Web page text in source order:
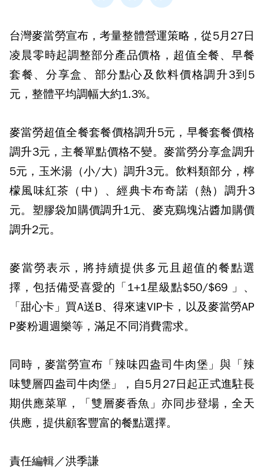
台灣麥當勞宣布，考量整體營運策略，從5月27日
凌晨零時起調整部分產品價格，超值全餐、早餐
套餐、分享盒、部分點心及飲料價格調升3到5
元，整體平均調幅大約1.3%。
麥當勞超值全餐套餐價格調升5元，早餐套餐價格
調升3元，主餐單點價格不變。麥當勞分享盒調升
5元，玉米湯（小/大）調升3元。飲料類部分，檸
檬風味紅茶（中）、經典卡布奇諾（熱）調升3
元。塑膠袋加購價調升1元、麥克鷄塊沾醬加購價
調升2元。
麥當勞表示，將持續提供多元且超值的餐點選
擇，包括備受喜愛的「1+1星級點$50/$69 」、
「甜心卡」買A送B、得來速VIP卡，以及麥當勞AP
P麥粉週週樂等，滿足不同消費需求。
同時，麥當勞宣布「辣味四盎司牛肉堡」與「辣
味雙層四盎司牛肉堡」，自5月27日起正式進駐長
期供應菜單，「雙層麥香魚」亦同步登場，全天
供應，提供顧客豐富的餐點選擇。
責任編輯／洪季謙